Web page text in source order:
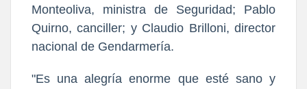
Monteoliva, ministra de Seguridad; Pablo
Quirno, canciller; y Claudio Brilloni, director
nacional de Gendarmería.
"Es una alegría enorme que esté sano y